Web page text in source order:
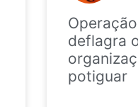
deflagra
potiguar